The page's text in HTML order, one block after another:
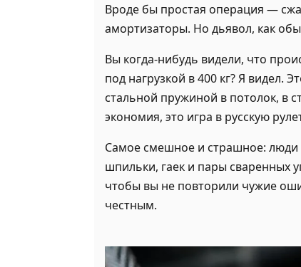
Вроде бы простая операция —
амортизаторы. Но дьявол, как
Вы когда-нибудь видели, что
под нагрузкой в 400 кг? Я видел.
стальной пружиной в потолок, в
экономия, это игра в русскую
Самое смешное и страшное: люди
шпильки, гаек и пары сваренных
чтобы вы не повторили чужие
честным.